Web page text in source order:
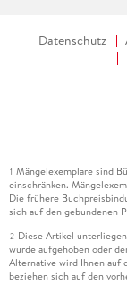
Datenschutz
1 Mängelexemplare sind
einschränken.
Die frühere
sich auf den gebundenen
2 Diese Artikel
wurde aufgehoben oder
Alternative wird Ihnen auf
beziehen sich auf den